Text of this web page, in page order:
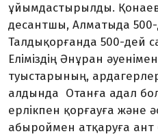
ұйымдастырылды.
десантшы, Алматыда
Талдықорғанда 500-дей
Еліміздің Әнұран
туыстарының,
алдында Отанға адал
ерлікпен қорғауға және
абыроймен атқаруға ант